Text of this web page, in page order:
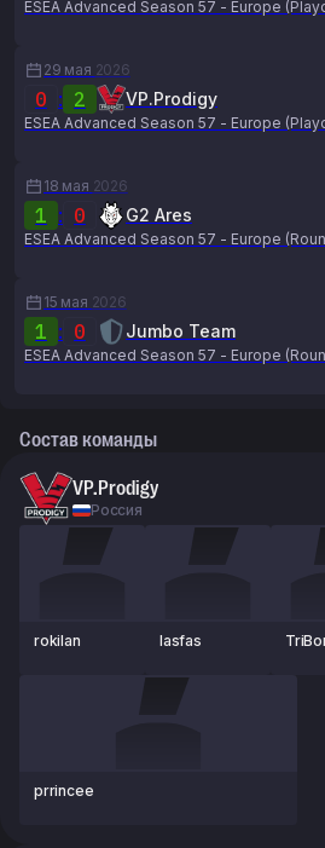
ESEA Advanced Season 57 - Europe
29 мая 2026
0 : 2 VP.Prodigy
ESEA Advanced Season 57 - Europe
18 мая 2026
1 : 0 G2 Ares
ESEA Advanced Season 57 - Europe
15 мая 2026
1 : 0 Jumbo Team
ESEA Advanced Season 57 - Europe
Состав команды
VP.Prodigy
Россия
rokilan lasfas
prrincee